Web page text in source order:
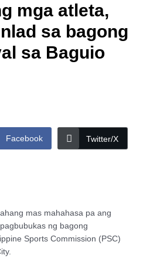
mga atleta,
sa bagong
sa Baguio
Facebook Twitter/X
mas mahahasa pa ang
ng bagong
Sports Commission (PSC)